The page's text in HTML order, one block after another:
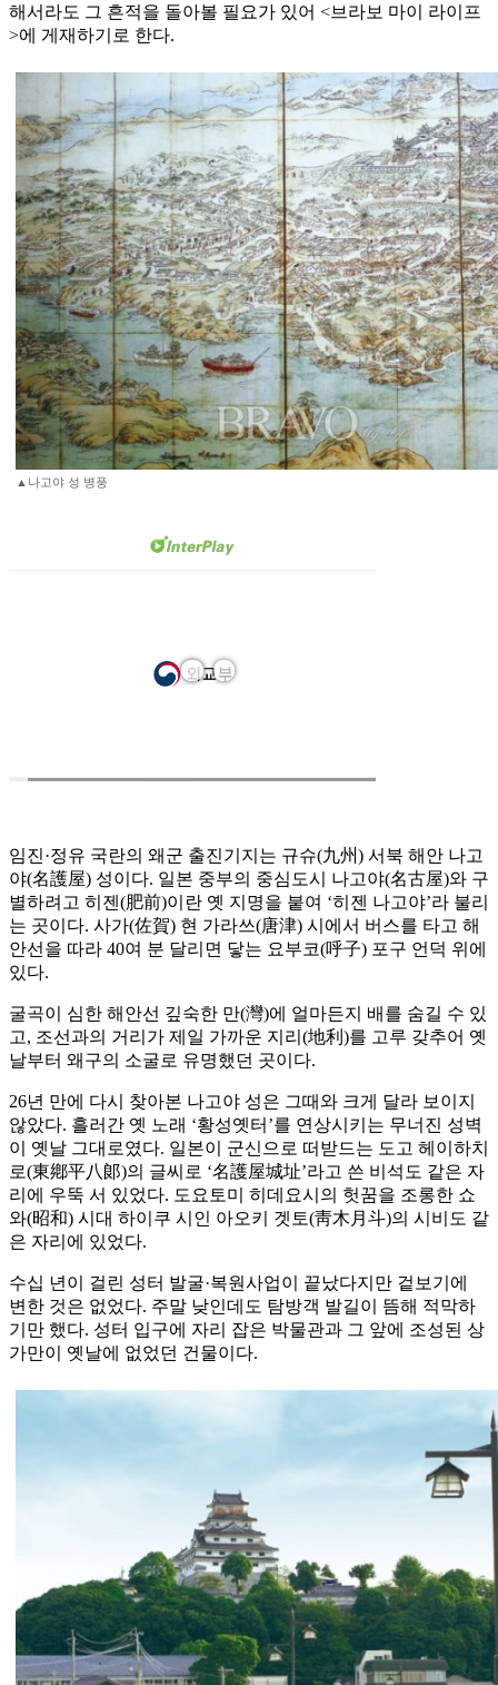
해서라도 그 흔적을 돌아볼 필요가 있어 <브라보 마이 라이프
>에 게재하기로 한다.
▲나고야 성 병풍
임진·정유 국란의 왜군 출진기지는 규슈(九州) 서북 해안 나고
야(名護屋) 성이다. 일본 중부의 중심도시 나고야(名古屋)와 구
별하려고 히젠(肥前)이란 옛 지명을 붙여 ‘히젠 나고야’라 불리
는 곳이다. 사가(佐賀) 현 가라쓰(唐津) 시에서 버스를 타고 해
안선을 따라 40여 분 달리면 닿는 요부코(呼子) 포구 언덕 위에
있다.
굴곡이 심한 해안선 깊숙한 만(灣)에 얼마든지 배를 숨길 수 있
고, 조선과의 거리가 제일 가까운 지리(地利)를 고루 갖추어 옛
날부터 왜구의 소굴로 유명했던 곳이다.
26년 만에 다시 찾아본 나고야 성은 그때와 크게 달라 보이지
않았다. 흘러간 옛 노래 ‘황성옛터’를 연상시키는 무너진 성벽
이 옛날 그대로였다. 일본이 군신으로 떠받드는 도고 헤이하치
로(東鄕平八郞)의 글씨로 ‘名護屋城址’라고 쓴 비석도 같은 자
리에 우뚝 서 있었다. 도요토미 히데요시의 헛꿈을 조롱한 쇼
와(昭和) 시대 하이쿠 시인 아오키 겟토(靑木月斗)의 시비도 같
은 자리에 있었다.
수십 년이 걸린 성터 발굴·복원사업이 끝났다지만 겉보기에
변한 것은 없었다. 주말 낮인데도 탐방객 발길이 뜸해 적막하
기만 했다. 성터 입구에 자리 잡은 박물관과 그 앞에 조성된 상
가만이 옛날에 없었던 건물이다.